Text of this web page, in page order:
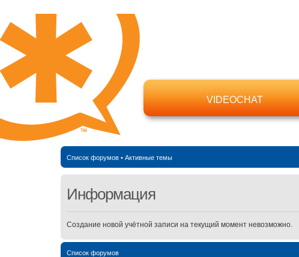
VIDEOCHAT
Список форумов• Активные темы
Информация
Создание новой учётной записи на текущий момент невозможно.
Список форумов